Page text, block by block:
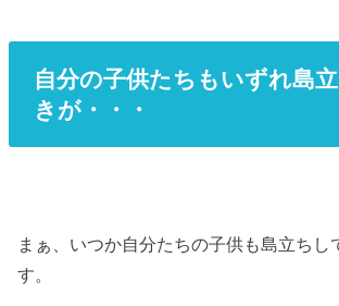
自分の子供たちもいずれ島
きが・・・
まぁ、いつか自分たちの子供も島立ちし
す。